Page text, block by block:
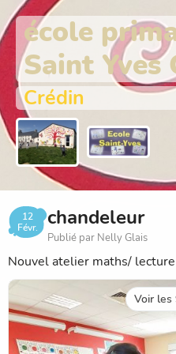
école
Saint Yves
Crédin
12
Févr.
chandeleur
Publié par Nelly Glais
Nouvel atelier maths/
Voir les